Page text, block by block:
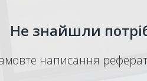
Не знайшли
написання